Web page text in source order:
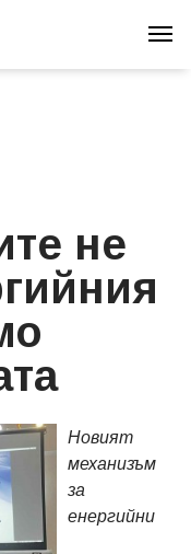
не
Новият
механизъм
за
енергийни